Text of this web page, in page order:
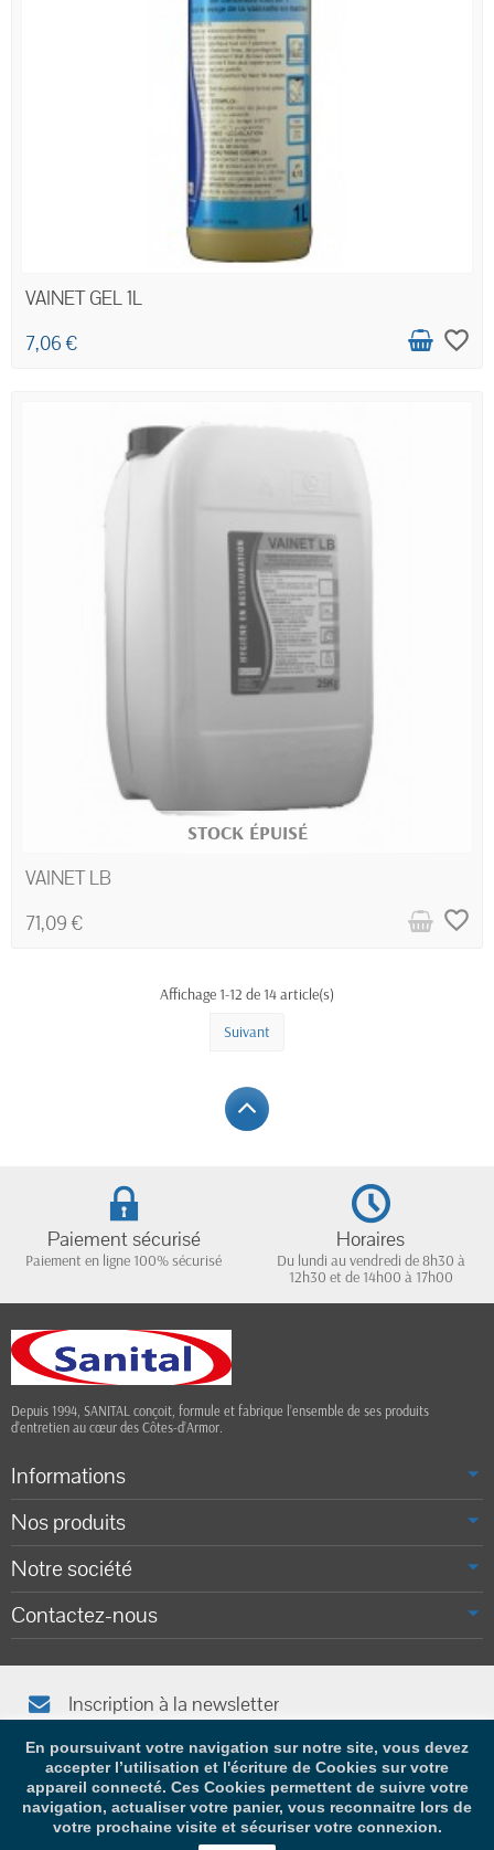
VAINET GEL 1L
7,06 €
favorite_border
STOCK ÉPUISÉ
VAINET LB
71,09 €
favorite_border
Affichage 1-12 de 14 article(s)
Suivant
Paiement sécurisé
Paiement en ligne 100% sécurisé
Horaires
Du lundi au vendredi de 8h30 à
12h30 et de 14h00 à 17h00
Depuis 1994, SANITAL conçoit, formule et fabrique l’ensemble de ses produits
d’entretien au cœur des Côtes-d’Armor.
Informations
Nos produits
Notre société
Contactez-nous
En poursuivant votre navigation sur notre site, vous devez
accepter l’utilisation et l'écriture de Cookies sur votre
appareil connecté. Ces Cookies permettent de suivre votre
navigation, actualiser votre panier, vous reconnaitre lors de
votre prochaine visite et sécuriser votre connexion.
Inscription à la newsletter
Copyright © 2026 - Design byPrestacrea